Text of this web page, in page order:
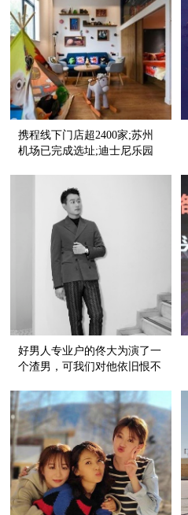
携程线下门店超2400家;苏州
机场已完成选址;迪士尼乐园
好男人专业户的佟大为演了一
个渣男，可我们对他依旧恨不